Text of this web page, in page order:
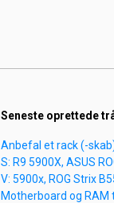
Seneste oprettede
Anbefal et rack (-
S: R9 5900X, ASUS
V: 5900x, ROG Strix
Motherboard og RAM